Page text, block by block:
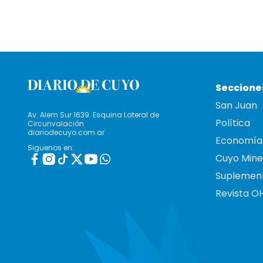
Av. Alem Sur 1639. Esquina Lateral de
Circunvalación
diariodecuyo.com.ar
Siguenos en:
San Juan
Política
Economía
Cuyo
Revista